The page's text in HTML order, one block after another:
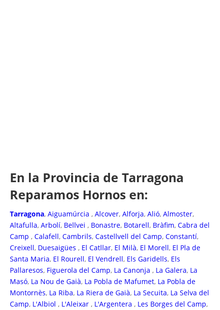
En la Provincia de Tarragona
Reparamos Hornos en:
Tarragona, Aiguamúrcia , Alcover, Alforja, Alió, Almoster,
Altafulla, Arbolí, Bellvei , Bonastre, Botarell, Bràfim, Cabra del
Camp , Calafell, Cambrils, Castellvell del Camp, Constantí,
Creixell, Duesaigües , El Catllar, El Milà, El Morell, El Pla de
Santa Maria, El Rourell, El Vendrell, Els Garidells, Els
Pallaresos, Figuerola del Camp, La Canonja , La Galera, La
Masó, La Nou de Gaià, La Pobla de Mafumet, La Pobla de
Montornès, La Riba, La Riera de Gaià, La Secuita, La Selva del
Camp, L'Albiol , L'Aleixar , L'Argentera , Les Borges del Camp,